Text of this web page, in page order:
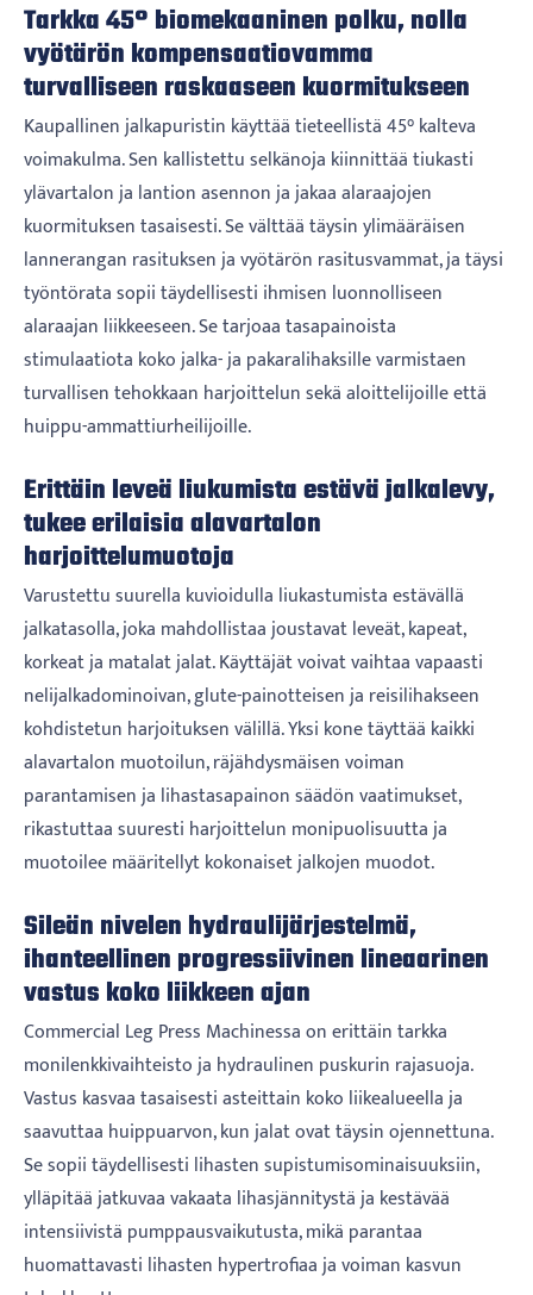
Tarkka 45° biomekaaninen polku, nolla
vyötärön kompensaatiovamma
turvalliseen raskaaseen kuormitukseen
Kaupallinen jalkapuristin käyttää tieteellistä 45° kalteva
voimakulma. Sen kallistettu selkänoja kiinnittää tiukasti
ylävartalon ja lantion asennon ja jakaa alaraajojen
kuormituksen tasaisesti. Se välttää täysin ylimääräisen
lannerangan rasituksen ja vyötärön rasitusvammat, ja täysi
työntörata sopii täydellisesti ihmisen luonnolliseen
alaraajan liikkeeseen. Se tarjoaa tasapainoista
stimulaatiota koko jalka- ja pakaralihaksille varmistaen
turvallisen tehokkaan harjoittelun sekä aloittelijoille että
huippu-ammattiurheilijoille.
Erittäin leveä liukumista estävä jalkalevy,
tukee erilaisia ​​alavartalon
harjoittelumuotoja
Varustettu suurella kuvioidulla liukastumista estävällä
jalkatasolla, joka mahdollistaa joustavat leveät, kapeat,
korkeat ja matalat jalat. Käyttäjät voivat vaihtaa vapaasti
nelijalkadominoivan, glute-painotteisen ja reisilihakseen
kohdistetun harjoituksen välillä. Yksi kone täyttää kaikki
alavartalon muotoilun, räjähdysmäisen voiman
parantamisen ja lihastasapainon säädön vaatimukset,
rikastuttaa suuresti harjoittelun monipuolisuutta ja
muotoilee määritellyt kokonaiset jalkojen muodot.
Sileän nivelen hydraulijärjestelmä,
ihanteellinen progressiivinen lineaarinen
vastus koko liikkeen ajan
Commercial Leg Press Machinessa on erittäin tarkka
monilenkkivaihteisto ja hydraulinen puskurin rajasuoja.
Vastus kasvaa tasaisesti asteittain koko liikealueella ja
saavuttaa huippuarvon, kun jalat ovat täysin ojennettuna.
Se sopii täydellisesti lihasten supistumisominaisuuksiin,
ylläpitää jatkuvaa vakaata lihasjännitystä ja kestävää
intensiivistä pumppausvaikutusta, mikä parantaa
huomattavasti lihasten hypertrofiaa ja voiman kasvun